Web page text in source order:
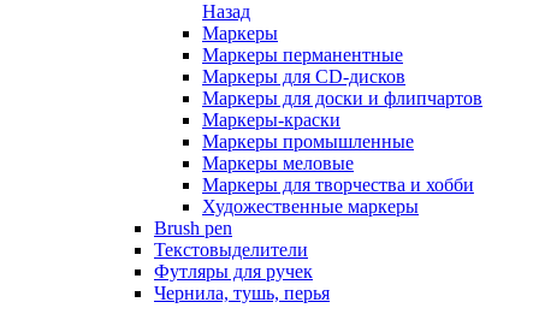
Назад
Маркеры
Маркеры перманентные
Маркеры для CD-дисков
Маркеры для доски и флипчартов
Маркеры-краски
Маркеры промышленные
Маркеры меловые
Маркеры для творчества и хобби
Художественные маркеры
Brush pen
Текстовыделители
Футляры для ручек
Чернила, тушь, перья